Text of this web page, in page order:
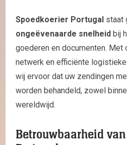
Spoedkoerier Portugal staat
ongeëvenaarde snelheid bij
goederen en documenten. Met
netwerk en efficiënte
wij ervoor dat uw zendingen
worden behandeld, zowel
wereldwijd.
Betrouwbaarheid